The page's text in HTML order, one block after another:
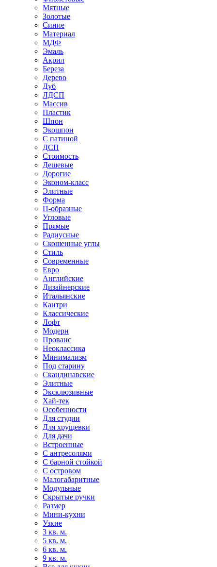
Мятные
Золотые
Синие
Материал
МДФ
Эмаль
Акрил
Береза
Дерево
Дуб
ЛДСП
Массив
Пластик
Шпон
Экошпон
С патиной
ДСП
Стоимость
Дешевые
Дорогие
Эконом-класс
Элитные
Форма
П-образные
Угловые
Прямые
Радиусные
Скошенные углы
Стиль
Современные
Евро
Английские
Дизайнерские
Итальянские
Кантри
Классические
Лофт
Модерн
Прованс
Неоклассика
Минимализм
Под старину
Скандинавские
Элитные
Эксклюзивные
Хай-тек
Особенности
Для студии
Для хрущевки
Для дачи
Встроенные
С антресолями
С барной стойкой
С островом
Малогабаритные
Модульные
Скрытые ручки
Размер
Мини-кухни
Узкие
3 кв. м.
5 кв. м.
6 кв. м.
9 кв. м.